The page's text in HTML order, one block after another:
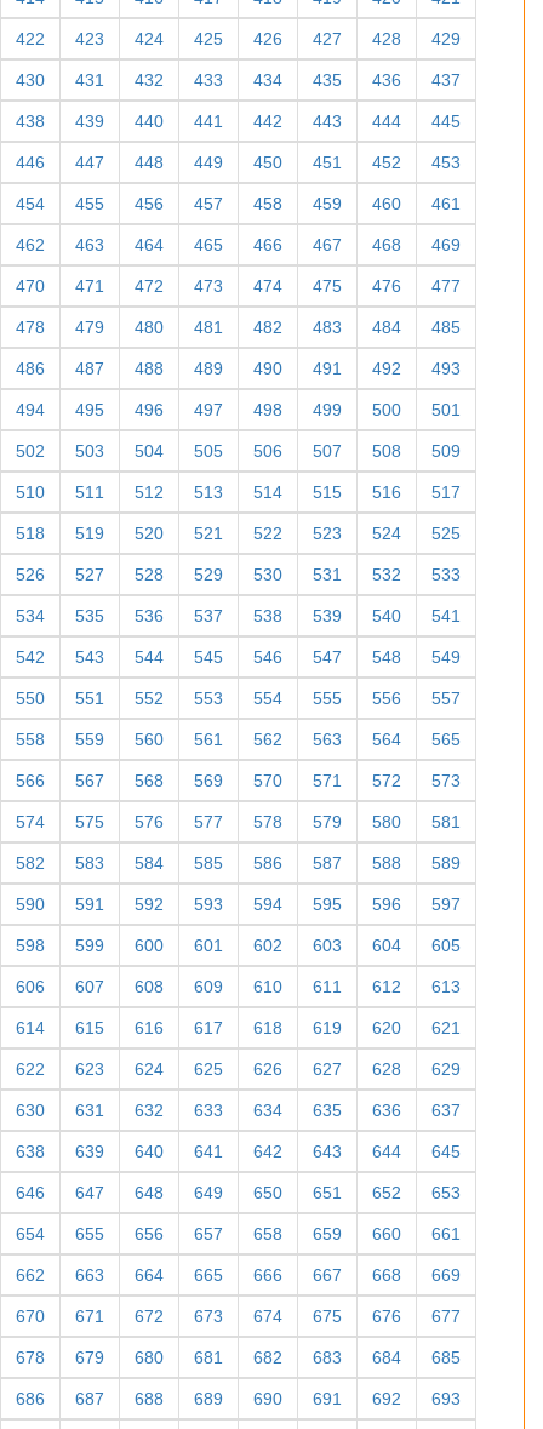
422 423 424 425 426 427 428 429
430 431 432 433 434 435 436 437
438 439 440 441 442 443 444 445
446 447 448 449 450 451 452 453
454 455 456 457 458 459 460 461
462 463 464 465 466 467 468 469
470 471 472 473 474 475 476 477
478 479 480 481 482 483 484 485
486 487 488 489 490 491 492 493
494 495 496 497 498 499 500 501
502 503 504 505 506 507 508 509
510 511 512 513 514 515 516 517
518 519 520 521 522 523 524 525
526 527 528 529 530 531 532 533
534 535 536 537 538 539 540 541
542 543 544 545 546 547 548 549
550 551 552 553 554 555 556 557
558 559 560 561 562 563 564 565
566 567 568 569 570 571 572 573
574 575 576 577 578 579 580 581
582 583 584 585 586 587 588 589
590 591 592 593 594 595 596 597
598 599 600 601 602 603 604 605
606 607 608 609 610 611 612 613
614 615 616 617 618 619 620 621
622 623 624 625 626 627 628 629
630 631 632 633 634 635 636 637
638 639 640 641 642 643 644 645
646 647 648 649 650 651 652 653
654 655 656 657 658 659 660 661
662 663 664 665 666 667 668 669
670 671 672 673 674 675 676 677
678 679 680 681 682 683 684 685
686 687 688 689 690 691 692 693